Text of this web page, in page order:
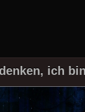
ich